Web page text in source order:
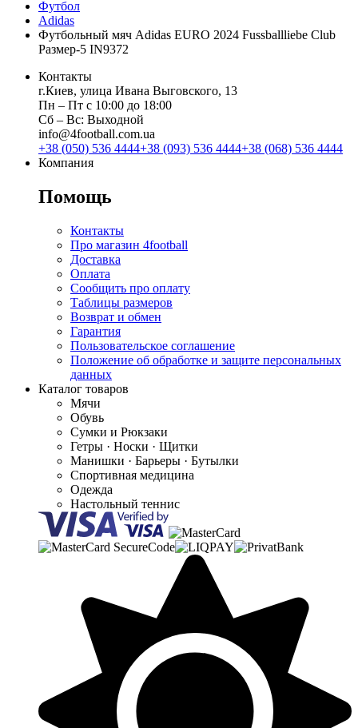
Футбол
Adidas
Футбольный мяч Adidas EURO 2024 Fussballliebe Club
Размер-5 IN9372
Контакты
г.Киев, улица Ивана Выговского, 13
Пн ‒ Пт с 10:00 до 18:00
Сб ‒ Вс: Выходной
info@4football.com.ua
+38 (050) 536 4444+38 (093) 536 4444+38 (068) 536 4444
Компания
Помощь
Контакты
Про магазин 4football
Доставка
Оплата
Сообщить про оплату
Таблицы размеров
Возврат и обмен
Гарантия
Пользовательское соглашение
Положение об обработке и защите персональных
данных
Каталог товаров
Мячи
Обувь
Сумки и Рюкзаки
Гетры · Носки · Щитки
Манишки · Барьеры · Бутылки
Спортивная медицина
Одежда
Настольный теннис